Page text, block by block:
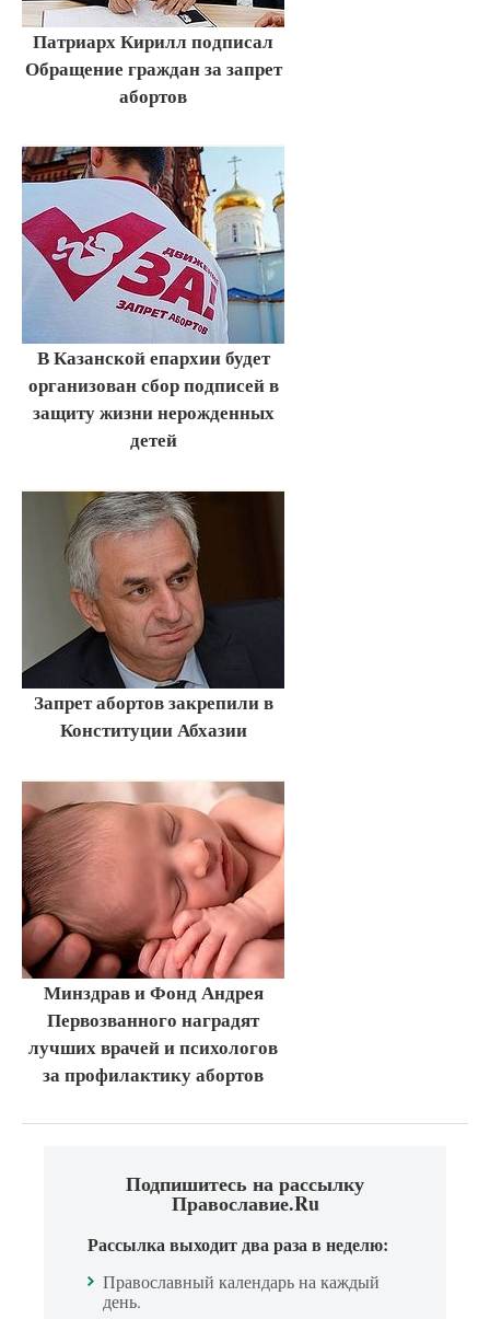
Патриарх Кирилл подписал
Обращение граждан за запрет
абортов
В Казанской епархии будет
организован сбор подписей в
защиту жизни нерожденных
детей
Запрет абортов закрепили в
Конституции Абхазии
Минздрав и Фонд Андрея
Первозванного наградят
лучших врачей и психологов
за профилактику абортов
Подпишитесь на рассылку
Православие.Ru
Рассылка выходит два раза в неделю:
Православный календарь на каждый
день.